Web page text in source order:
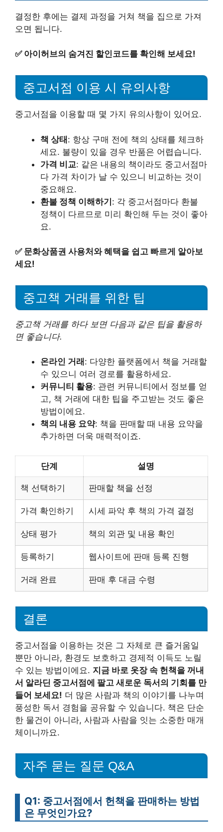
결정한 후에는 결제 과정을 거쳐 책을 집으로 가져
오면 됩니다.
✅ 아이허브의 숨겨진 할인코드를 확인해 보세요!
중고서점 이용 시 유의사항
중고서점을 이용할 때 몇 가지 유의사항이 있어요.
책 상태: 항상 구매 전에 책의 상태를 체크하
세요. 불량이 있을 경우 반품은 어렵습니다.
가격 비교: 같은 내용의 책이라도 중고서점마
다 가격 차이가 날 수 있으니 비교하는 것이
중요해요.
환불 정책 이해하기: 각 중고서점마다 환불
정책이 다르므로 미리 확인해 두는 것이 좋아
요.
✅ 문화상품권 사용처와 혜택을 쉽고 빠르게 알아보
세요!
중고책 거래를 위한 팁
중고책 거래를 하다 보면 다음과 같은 팁을 활용하
면 좋습니다.
온라인 거래 : 다양한 플랫폼에서 책을 거래할
수 있으니 여러 경로를 활용하세요.
커뮤니티 활용: 관련 커뮤니티에서 정보를 얻
고, 책 거래에 대한 팁을 주고받는 것도 좋은
방법이에요.
책의 내용 요약: 책을 판매할 때 내용 요약을
추가하면 더욱 매력적이죠.
단계 설명
책 선택하기 판매할 책을 선정
가격 확인하기 시세 파악 후 책의 가격 결정
상태 평가 책의 외관 및 내용 확인
등록하기 웹사이트에 판매 등록 진행
거래 완료 판매 후 대금 수령
결론
중고서점을 이용하는 것은 그 자체로 큰 즐거움일
뿐만 아니라, 환경도 보호하고 경제적 이득도 노릴
수 있는 방법이에요. 지금 바로 옷장 속 헌책을 꺼내
서 알라딘 중고서점에 팔고 새로운 독서의 기회를 만
들어 보세요! 더 많은 사람과 책의 이야기를 나누며
풍성한 독서 경험을 공유할 수 있습니다. 책은 단순
한 물건이 아니라, 사람과 사람을 잇는 소중한 매개
체이니까요.
자주 묻는 질문 Q&A
Q1: 중고서점에서 헌책을 판매하는 방법
은 무엇인가요?